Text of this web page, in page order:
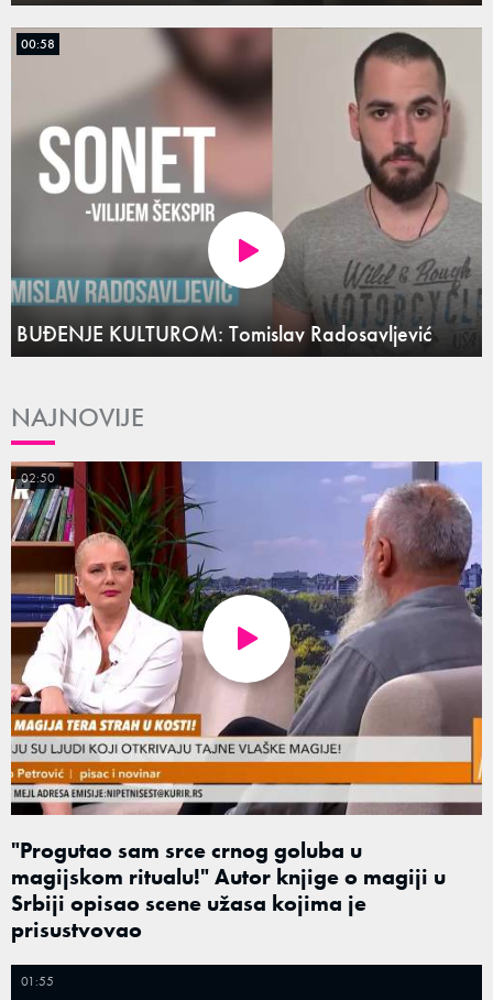
BUĐENJE KULTUROM: Tomislav Radosavljević
00:58
NAJNOVIJE
"Progutao sam srce crnog goluba u
magijskom ritualu!" Autor knjige o magiji u
Srbiji opisao scene užasa kojima je
prisustvovao
02:50
01:55